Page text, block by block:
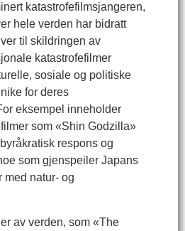
katastrofefilmsjangeren,
hele verden har bidratt
til skildringen av
katastrofefilmer
sosiale og politiske
for deres
eksempel inneholder
som «Shin Godzilla»
respons og
som gjenspeiler Japans
med natur- og
av verden, som «The